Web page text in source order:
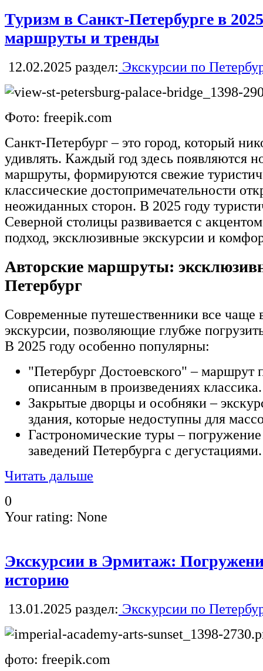
Туризм в Санкт-Петербурге в
маршруты и тренды
12.02.2025 раздел: Экскурсии по
Фото: freepik.com
Санкт-Петербург – это город, который
удивлять. Каждый год здесь появляются
маршруты, формируются свежие
классические достопримечательности
неожиданных сторон. В 2025 году
Северной столицы развивается с
подход, эксклюзивные экскурсии и
Авторские маршруты:
Петербург
Современные путешественники все чаще
экскурсии, позволяющие глубже
В 2025 году особенно популярны:
"Петербург Достоевского" – маршрут
описанным в произведениях классика.
Закрытые дворцы и особняки –
здания, которые недоступны для
Гастрономические туры –
заведений Петербурга с дегустациями.
Читать дальше
0
Your rating: None
Экскурсии в Эрмитаж:
историю
13.01.2025 раздел: Экскурсии по
фото: freepik.com